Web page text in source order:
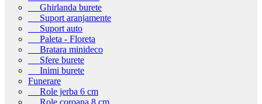
Ghirlanda burete
Suport aranjamente
Suport auto
Paleta - Floreta
Bratara minideco
Sfere burete
Inimi burete
Funerare
Role jerba 6 cm
Role coroana 8 cm